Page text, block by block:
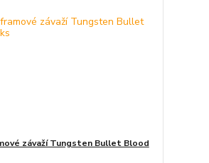
závaží Tungsten Bullet Blood